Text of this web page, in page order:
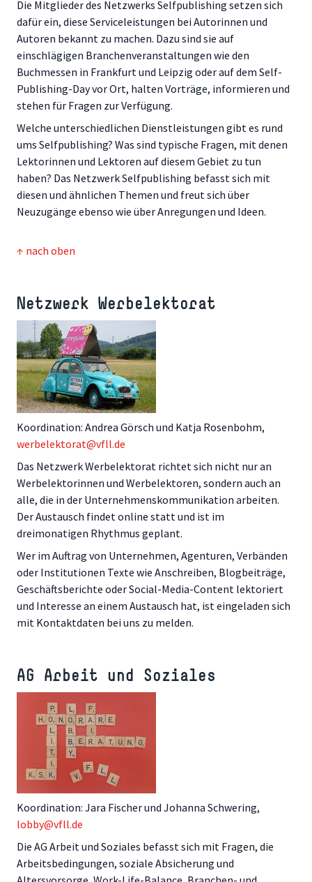
Die Mitglieder des Netzwerks Selfpublishing setzen sich
dafür ein, diese Serviceleistungen bei Autorinnen und
Autoren bekannt zu machen. Dazu sind sie auf
einschlägigen Branchenveranstaltungen wie den
Buchmessen in Frankfurt und Leipzig oder auf dem Self-
Publishing-Day vor Ort, halten Vorträge, informieren und
stehen für Fragen zur Verfügung.
Welche unterschiedlichen Dienstleistungen gibt es rund
ums Selfpublishing? Was sind typische Fragen, mit denen
Lektorinnen und Lektoren auf diesem Gebiet zu tun
haben? Das Netzwerk Selfpublishing befasst sich mit
diesen und ähnlichen Themen und freut sich über
Neuzugänge ebenso wie über Anregungen und Ideen.
↑ nach oben
Netzwerk Werbelektorat
Koordination: Andrea Görsch und Katja Rosenbohm,
werbelektorat@vfll.de
Das Netzwerk Werbelektorat richtet sich nicht nur an
Werbelektorinnen und Werbelektoren, sondern auch an
alle, die in der Unternehmenskommunikation arbeiten.
Der Austausch findet online statt und ist im
dreimonatigen Rhythmus geplant.
Wer im Auftrag von Unternehmen, Agenturen, Verbänden
oder Institutionen Texte wie Anschreiben, Blogbeiträge,
Geschäftsberichte oder Social-Media-Content lektoriert
und Interesse an einem Austausch hat, ist eingeladen sich
mit Kontaktdaten bei uns zu melden.
AG Arbeit und Soziales
Koordination: Jara Fischer und Johanna Schwering,
lobby@vfll.de
Die AG Arbeit und Soziales befasst sich mit Fragen, die
Arbeitsbedingungen, soziale Absicherung und